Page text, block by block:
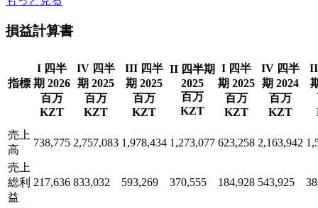
損益計算書
指標
I 四半
期 2026
百万
KZT
IV 四半
期 2025
百万
KZT
III 四半
期 2025
百万
KZT
II 四半期
2025
百万
KZT
I 四半
期 2025
百万
KZT
IV 四半
期 2024
百万
KZT
売上
高
738,775 2,757,083 1,978,434 1,273,077 623,258 2,163,942
売上
総利
益
217,636 833,032 593,269 370,555 184,928 543,925